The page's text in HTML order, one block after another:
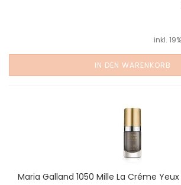
inkl.
IN DEN WARENKORB
Maria Galland 1050 Mille La Créme Yeux